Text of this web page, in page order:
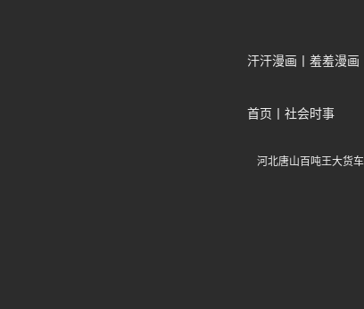
汗汗漫画 羞羞漫画
首页 社会时事
河北唐山百吨王大货